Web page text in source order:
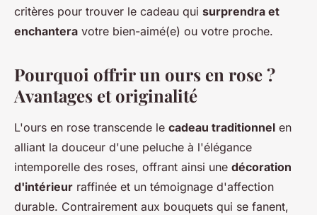
critères pour trouver le cadeau qui surprendra et
enchantera votre bien-aimé(e) ou votre proche.
Pourquoi offrir un ours en rose ?
Avantages et originalité
L'ours en rose transcende le cadeau traditionnel en
alliant la douceur d'une peluche à l'élégance
intemporelle des roses, offrant ainsi une décoration
d'intérieur raffinée et un témoignage d'affection
durable. Contrairement aux bouquets qui se fanent,